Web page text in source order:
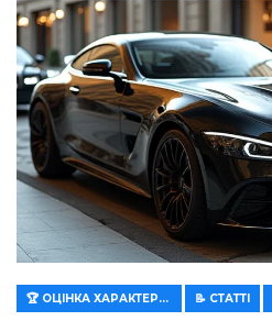
🏆 ОЦІНКА ХАРАКТЕРИСТИК ТА ВАРТОСТІ 📝 СТАТТІ